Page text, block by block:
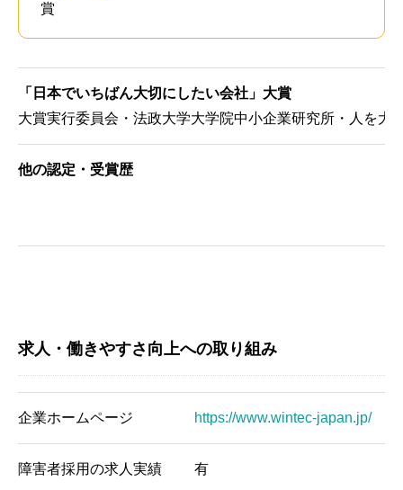
賞
「日本でいちばん大切にしたい会社」大賞
大賞実行委員会・法政大学大学院中小企業研究所・人を大
他の認定・受賞歴
求人・働きやすさ向上への取り組み
企業ホームページ https://www.wintec-japan.jp/
障害者採用の求人実績 有